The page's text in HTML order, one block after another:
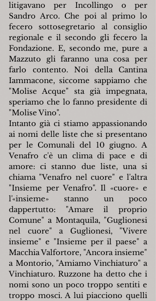
litigavano per Incollingo o per
Sandro Arco. Che poi al primo lo
fecero sottosegretario al consiglio
regionale e il secondo gli fecero la
Fondazione. E, secondo me, pure a
Mazzuto gli faranno una cosa per
farlo contento. Noi della Cantina
Iammacone, siccome sappiamo che
"Molise Acque" sta già impegnata,
speriamo che lo fanno presidente di
"Molise Vino".
Intanto già ci stiamo appassionando
ai nomi delle liste che si presentano
per le Comunali del 10 giugno. A
Venafro c'è un clima di pace e di
amore: ci stanno due liste, una si
chiama "Venafro nel cuore" e l'altra
"Insieme per Venafro". Il «cuore» e
l'«insieme» stanno un poco
dappertutto: "Amare il proprio
Comune" a Montaquila, "Guglionesi
nel cuore" a Guglionesi, "Vivere
insieme" e "Insieme per il paese" a
Macchia Valfortore, "Ancora insieme"
a Montorio, "Amiamo Vinchiaturo" a
Vinchiaturo. Ruzzone ha detto che i
nomi sono un poco troppo sentiti e
troppo mosci. A lui piacciono quelli